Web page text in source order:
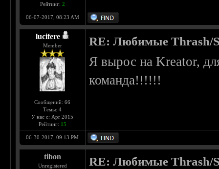
Рейтинг: 2
06-07-2017, 08:23 AM
lucifere
Member
Сообщений: 66
Темы: 4
У нас с: Apr 2015
Рейтинг: 15
RE: Любимые Thrash/
Я вырос на Kreator,
команда!!!!!!
06-30-2017, 09:13 PM
tibon
Unregistered RE: Любимые Thrash/